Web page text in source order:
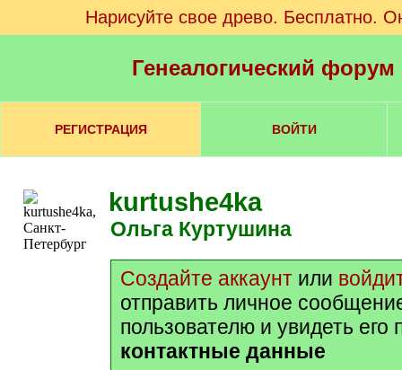
Нарисуйте свое древо. Бесплатно.
Генеалогический
РЕГИСТРАЦИЯ ВОЙТИ
kurtushe4ka
Ольга Куртушина
Создайте аккаунт или
отправить личное
пользователю и увидеть его
контактные данные